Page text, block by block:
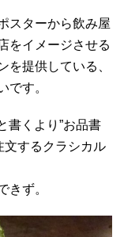
スターから飲み屋
をイメージさせる
を提供している、
です。
書くより”お品書
文するクラシカル
きず。